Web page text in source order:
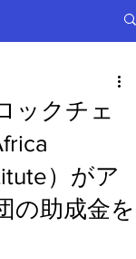
ックチェ
）がア
の助成金を